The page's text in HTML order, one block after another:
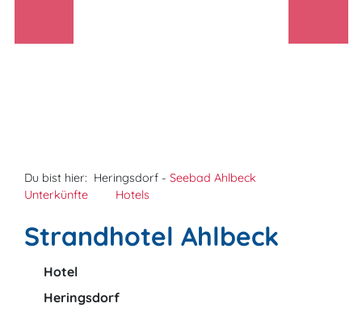
Du bist hier: Heringsdorf - Seebad Ahlbeck
Unterkünfte
Hotels
Strandhotel Ahlbeck
Hotel
Heringsdorf